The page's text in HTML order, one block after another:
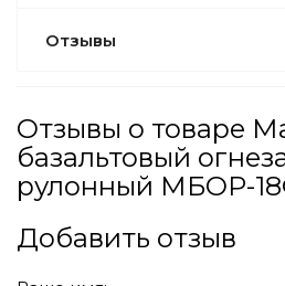
Отзывы
Отзывы о товаре
базальтовый
рулонный МБОР-
Добавить отзыв